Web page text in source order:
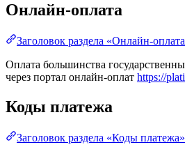
Онлайн-оплата
Заголовок раздела «Онлайн-
Оплата большинства
через портал онлайн-оплат https://
Коды платежа
Заголовок раздела «Коды платежа»